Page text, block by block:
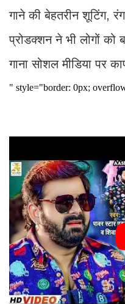
गाने की बेहतरीन शूटिंग,
प्रोडक्शन ने भी लोगों को
गाना सोशल मीडिया पर